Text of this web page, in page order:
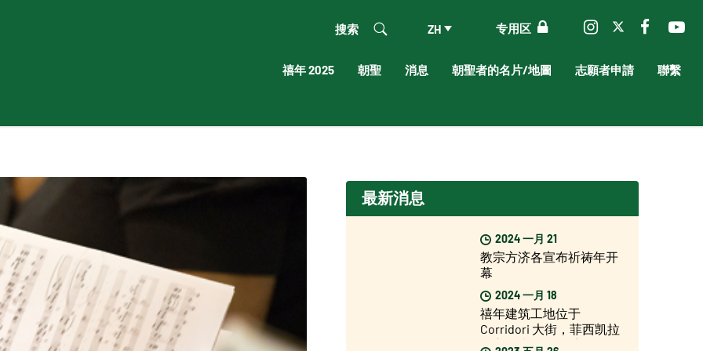
专用区
ZH
搜索
禧年 2025 朝聖 消息 朝聖者的名片/地圖 志願者申請 聯繫
最新消息
2024 一月 21
教宗方济各宣布祈祷年开
幕
2024 一月 18
禧年建筑工地位于
Corridori 大街，菲西凯拉
总主教表示："距离圣年还